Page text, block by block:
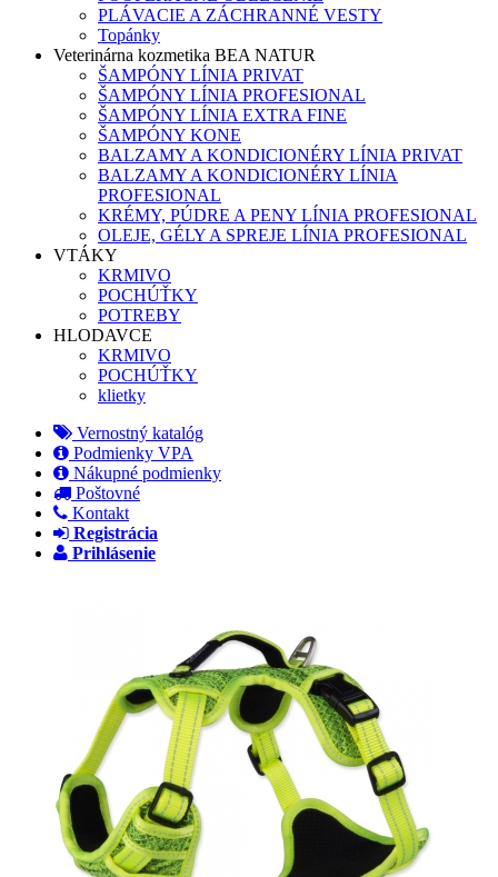
PLÁVACIE A ZÁCHRANNÉ VESTY
Topánky
Veterinárna kozmetika BEA NATUR
ŠAMPÓNY LÍNIA PRIVAT
ŠAMPÓNY LÍNIA PROFESIONAL
ŠAMPÓNY LÍNIA EXTRA FINE
ŠAMPÓNY KONE
BALZAMY A KONDICIONÉRY LÍNIA PRIVAT
BALZAMY A KONDICIONÉRY LÍNIA
PROFESIONAL
KRÉMY, PÚDRE A PENY LÍNIA PROFESIONAL
OLEJE, GÉLY A SPREJE LÍNIA PROFESIONAL
VTÁKY
KRMIVO
POCHÚŤKY
POTREBY
HLODAVCE
KRMIVO
POCHÚŤKY
klietky
Vernostný katalóg
Podmienky VPA
Nákupné podmienky
Poštovné
Kontakt
Registrácia
Prihlásenie